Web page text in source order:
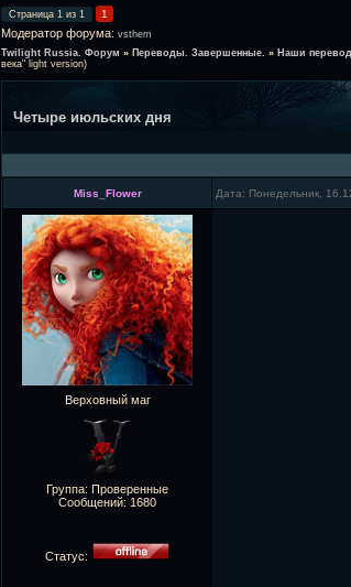
Страница 1 из 1 1
Модератор форума: vsthem
Twilight Russia. Форум » Переводы. Завершенные. » Наши
века" light version)
Четыре июльских дня
Miss_Flower Дата: Понедельник,
Верховный маг
Группа: Проверенные
Сообщений: 1680
Статус: